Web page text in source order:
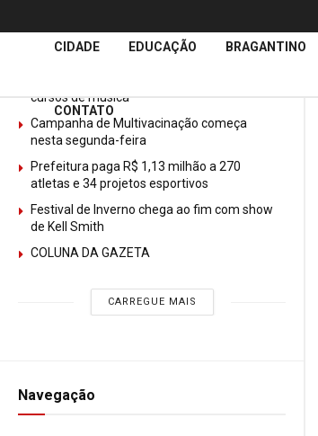
ÚltimasNotícias
cursos de música
Campanha de Multivacinação começa
nesta segunda-feira
Prefeitura paga R$ 1,13 milhão a 270
atletas e 34 projetos esportivos
Festival de Inverno chega ao fim com show
de Kell Smith
COLUNA DA GAZETA
CARREGUE MAIS
Navegação
CIDADE EDUCAÇÃO BRAGANTINO
CONTATO